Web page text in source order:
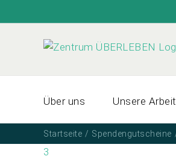
Inhalt
Über uns Unsere Arbeit
Startseite Spendengutscheine
3